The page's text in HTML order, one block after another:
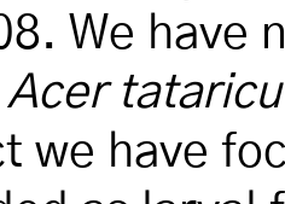
We have
Acer
we have